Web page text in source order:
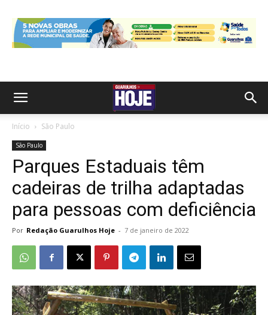
Início São Paulo
São Paulo
Parques Estaduais têm
cadeiras de trilha adaptadas
para pessoas com deficiência
Por Redação Guarulhos Hoje - 7 de janeiro de 2022